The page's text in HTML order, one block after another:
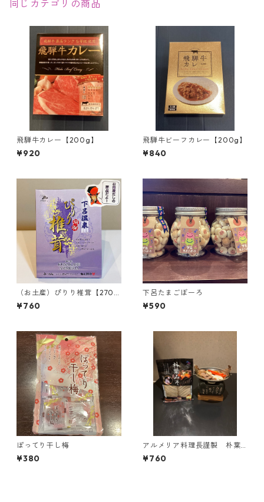
同じカテゴリの商品
飛騨牛カレー【200g】
¥920
飛騨牛ビーフカレー【200g】
¥840
（お土産）ぴりり椎茸【270g
入り】＜当館限定＞
¥760
下呂たまごぼーろ
¥590
ぽってり干し梅
¥380
アルメリア料理長謹製 朴葉
みそ(2枚入り)
¥760